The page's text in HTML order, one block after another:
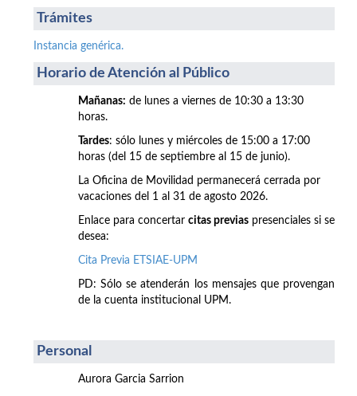
Trámites
Instancia genérica.
Horario de Atención al Público
Mañanas: de lunes a viernes de 10:30 a 13:30
horas.
Tardes: sólo lunes y miércoles de 15:00 a 17:00
horas (del 15 de septiembre al 15 de junio).
La Oficina de Movilidad permanecerá cerrada por
vacaciones del 1 al 31 de agosto 2026.
Enlace para concertar citas previas presenciales si se
desea:
Cita Previa ETSIAE-UPM
PD: Sólo se atenderán los mensajes que provengan
de la cuenta institucional UPM.
Personal
Aurora Garcia Sarrion